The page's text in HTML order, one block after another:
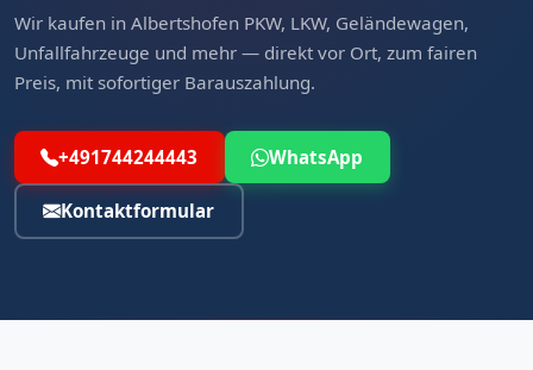
Wir kaufen in Albertshofen PKW, LKW, Geländewagen,
Unfallfahrzeuge und mehr — direkt vor Ort, zum fairen
Preis, mit sofortiger Barauszahlung.
+491744244443 WhatsApp
Kontaktformular